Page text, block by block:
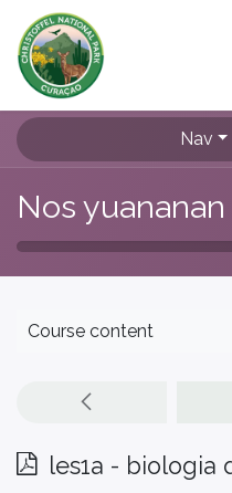
Nav
Course content
les1a - biologia